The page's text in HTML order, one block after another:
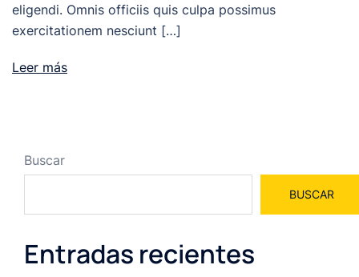
eligendi. Omnis officiis quis culpa possimus
exercitationem nesciunt […]
Leer más
Buscar
BUSCAR
Entradas recientes